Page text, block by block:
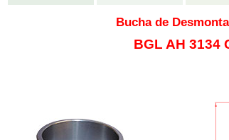
Bucha de
BGL AH 3134